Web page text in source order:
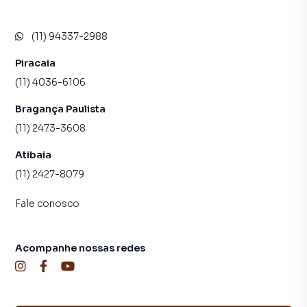
(11) 94337-2988
Piracaia
(11) 4036-6106
Bragança Paulista
(11) 2473-3608
Atibaia
(11) 2427-8079
Fale conosco
Acompanhe nossas redes